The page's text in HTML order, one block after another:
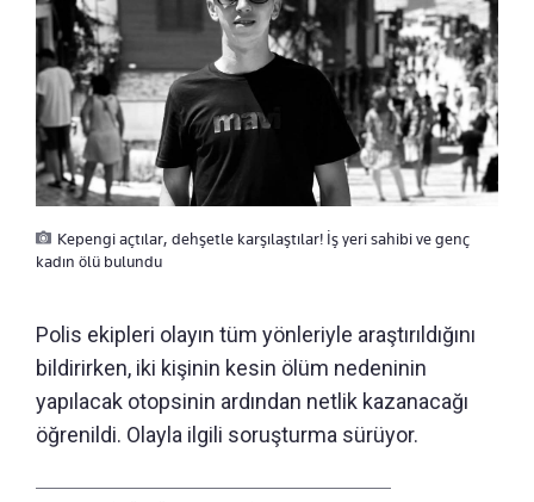
Kepengi açtılar, dehşetle karşılaştılar! İş yeri sahibi ve genç
kadın ölü bulundu
Polis ekipleri olayın tüm yönleriyle araştırıldığını
bildirirken, iki kişinin kesin ölüm nedeninin
yapılacak otopsinin ardından netlik kazanacağı
öğrenildi. Olayla ilgili soruşturma sürüyor.